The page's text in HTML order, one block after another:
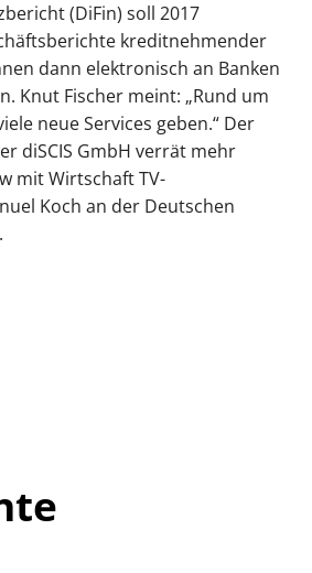
(DiFin) soll 2017
kreditnehmender
dann elektronisch an Banken
Knut Fischer meint: „Rund um
neue Services geben.“ Der
diSCIS GmbH verrät mehr
mit Wirtschaft TV-
Koch an der Deutschen